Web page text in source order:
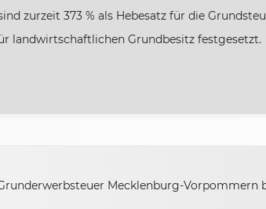
zurzeit 373 % als Hebesatz für die
landwirtschaftlichen Grundbesitz festgesetzt.
Mecklenburg-Vorpommern